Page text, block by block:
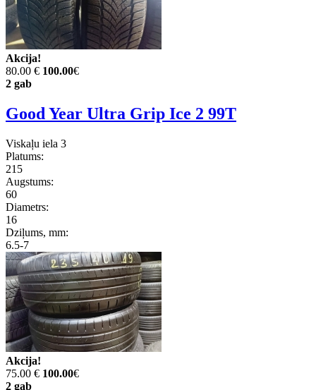
Akcija!
80.00 € 100.00€
2 gab
Good Year Ultra Grip Ice 2 99T
Viskaļu iela 3
Platums:
215
Augstums:
60
Diametrs:
16
Dziļums, mm:
6.5-7
Akcija!
75.00 € 100.00€
2 gab